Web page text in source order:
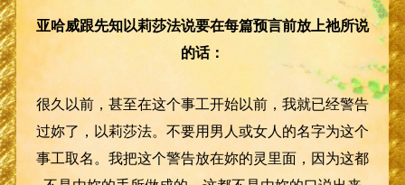
亚哈威跟先知以莉莎法说要在每篇预言前放上祂所说
的话：
很久以前，甚至在这个事工开始以前，我就已经警告
过妳了，以莉莎法。不要用男人或女人的名字为这个
事工取名。我把这个警告放在妳的灵里面，因为这都